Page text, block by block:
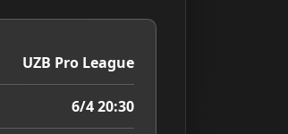
UZB Pro League
6/4 20:30